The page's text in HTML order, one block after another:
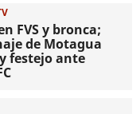
FVS y bronca;
de Motagua
festejo ante